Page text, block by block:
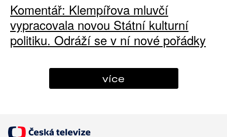
Komentář: Klempířova mluvčí
vypracovala novou Státní kulturní
politiku. Odráží se v ní nové pořádky
více